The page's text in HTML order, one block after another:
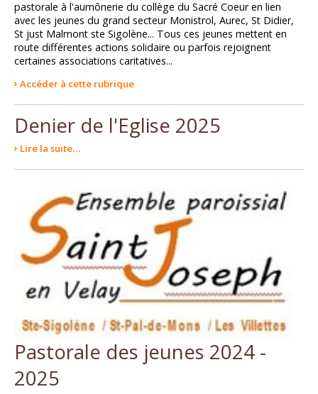
pastorale à l'aumônerie du collège du Sacré Coeur en lien
avec les jeunes du grand secteur Monistrol, Aurec, St Didier,
St just Malmont ste Sigolène... Tous ces jeunes mettent en
route différentes actions solidaire ou parfois rejoignent
certaines associations caritatives...
Accéder à cette rubrique
Denier de l'Eglise 2025
Lire la suite…
Pastorale des jeunes 2024 -
2025